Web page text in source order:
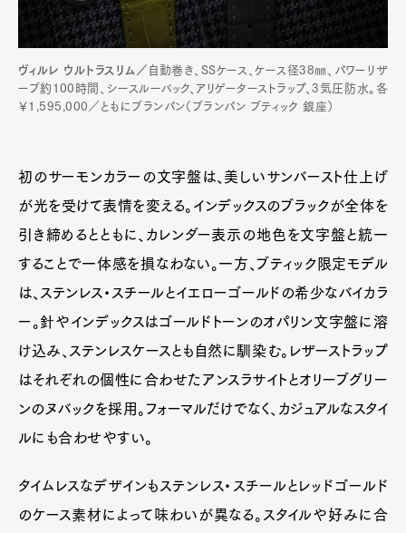
ヴィルレ ウルトラスリム／ 自動巻き、SSケース、ケース径38㎜、パワーリザ
ーブ約100時間、シースルーバック、アリゲーターストラップ、3気圧防水。各
￥1,595,000／ともにブランパン（ブランパン ブティック 銀座）
初のサーモンカラーの文字盤は、美しいサンバースト仕上げ
が光を受けて表情を変える。インデックスのブラックが全体を
引き締めるとともに、カレンダー表示の地色を文字盤と統一
することで一体感を損なわない。一方、ブティック限定モデル
は、ステンレス・スチールとイエローゴールドの希少なバイカラ
ー。針やインデックスはゴールドトーンのオパリン文字盤に溶
け込み、ステンレスケースとも自然に馴染む。レザーストラップ
はそれぞれの個性に合わせたアンスラサイトとオリーブグリー
ンのヌバックを採用。フォーマルだけでなく、カジュアルなスタイ
ルにも合わせやすい。
タイムレスなデザインもステンレス・スチールとレッドゴールド
のケース素材によって味わいが異なる。スタイルや好みに合